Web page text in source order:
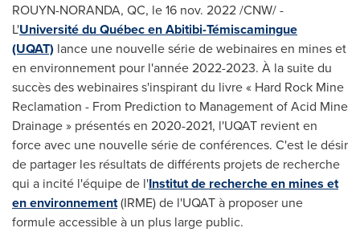
ROUYN-NORANDA, QC, le16 nov. 2022/CNW/ -
L'Université du Québec en Abitibi-Témiscamingue
(UQAT) lance une nouvelle série de webinaires en mines et
en environnement pour l'année 2022-2023. À la suite du
succès des webinaires s'inspirant du livre « Hard Rock Mine
Reclamation - From Prediction to Management of Acid Mine
Drainage » présentés en 2020-2021, l'UQAT revient en
force avec une nouvelle série de conférences. C'est le désir
de partager les résultats de différents projets de recherche
qui a incité l'équipe de l'Institut de recherche en mines et
en environnement(IRME) de l'UQAT à proposer une
formule accessible à un plus large public.